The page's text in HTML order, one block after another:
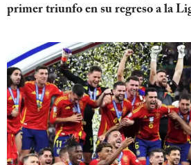
primer triunfo en su regreso a la